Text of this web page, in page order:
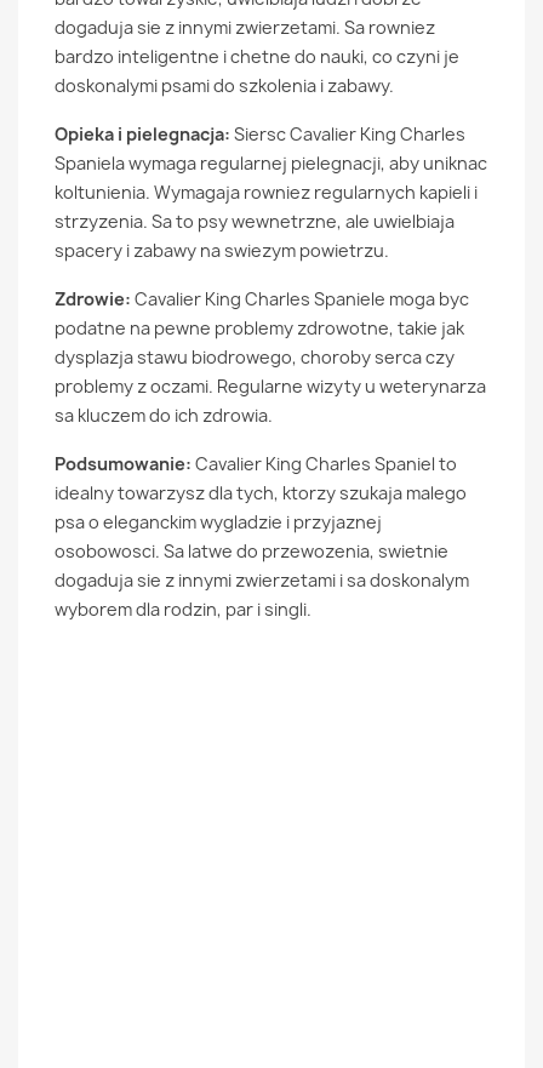
dogaduja sie z innymi zwierzetami. Sa rowniez
bardzo inteligentne i chetne do nauki, co czyni je
doskonalymi psami do szkolenia i zabawy.
Opieka i pielegnacja: Siersc Cavalier King Charles
Spaniela wymaga regularnej pielegnacji, aby uniknac
koltunienia. Wymagaja rowniez regularnych kapieli i
strzyzenia. Sa to psy wewnetrzne, ale uwielbiaja
spacery i zabawy na swiezym powietrzu.
Zdrowie: Cavalier King Charles Spaniele moga byc
podatne na pewne problemy zdrowotne, takie jak
dysplazja stawu biodrowego, choroby serca czy
problemy z oczami. Regularne wizyty u weterynarza
sa kluczem do ich zdrowia.
Podsumowanie: Cavalier King Charles Spaniel to
idealny towarzysz dla tych, ktorzy szukaja malego
psa o eleganckim wygladzie i przyjaznej
osobowosci. Sa latwe do przewozenia, swietnie
dogaduja sie z innymi zwierzetami i sa doskonalym
wyborem dla rodzin, par i singli.